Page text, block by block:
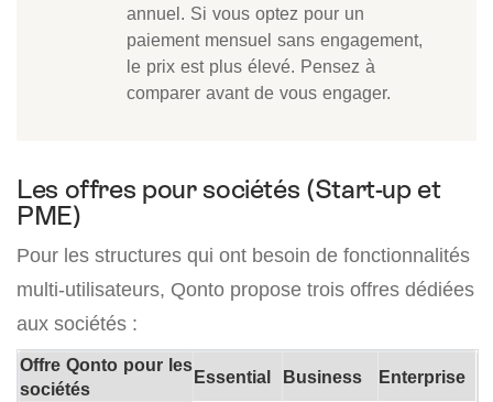
annuel. Si vous optez pour un
paiement mensuel sans engagement,
le prix est plus élevé. Pensez à
comparer avant de vous engager.
Les offres pour sociétés (Start-up et
PME)
Pour les structures qui ont besoin de fonctionnalités
multi-utilisateurs, Qonto propose trois offres dédiées
aux sociétés :
Offre Qonto pour les
sociétés
Essential Business Enterprise